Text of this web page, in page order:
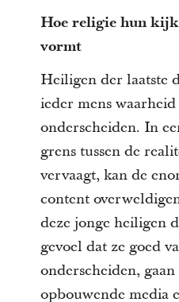
Hoe religie hun kijk
vormt
Heiligen der laatste
ieder mens
onderscheiden. In
grens tussen de
vervaagt, kan de
content
deze jonge heiligen
gevoel dat ze goed
onderscheiden,
opbouwende media